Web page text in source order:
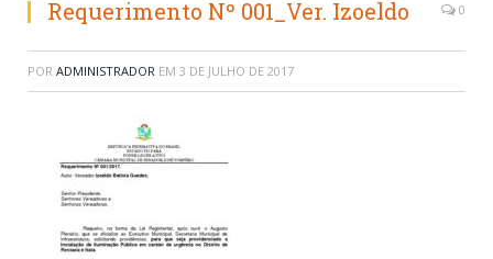
Requerimento Nº 001_Ver. Izoeldo 0
POR ADMINISTRADOR EM 3 DE JULHO DE 2017